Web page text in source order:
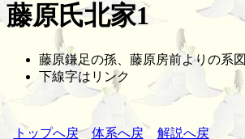
藤原氏北家1
藤原鎌足の孫、藤原房前よりの系図
下線字はリンク
トップへ戻
体系へ戻
解説へ戻